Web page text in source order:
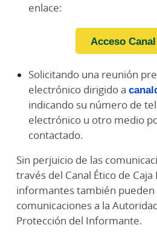
enlace:
Acceso
Solicitando una reunión
electrónico dirigido a
indicando su número de
electrónico u otro medio
contactado.
Sin perjuicio de las
través del Canal Ético de Caja
informantes también
comunicaciones a la
Protección del Informante.